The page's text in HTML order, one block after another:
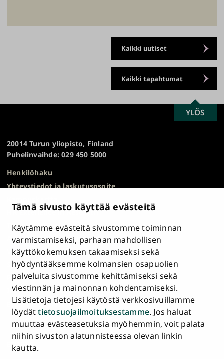
Tämä sivusto käyttää evästeitä
Käytämme evästeitä sivustomme toiminnan
varmistamiseksi, parhaan mahdollisen
käyttökokemuksen takaamiseksi sekä
hyödyntääksemme kolmansien osapuolien
palveluita sivustomme kehittämiseksi sekä
viestinnän ja mainonnan kohdentamiseksi.
Lisätietoja tietojesi käytöstä verkkosivuillamme
löydättietosuojailmoituksestamme. Jos haluat
muuttaa evästeasetuksia myöhemmin, voit palata
niihin sivuston alatunnisteessa olevan linkin
kautta.
Kaikki uutiset
Kaikki tapahtumat
20014 Turun yliopisto, Finland
Puhelinvaihde: 029 450 5000
Henkilöhaku
Yhteystiedot ja laskutusosoite
HR Excellence in Research
Tietosuojailmoitus
Asiakirjajulkisuuskuvaus ja tietopyynnöt
Väärinkäytösepäilyt
Saavutettavuusseloste
Palaute
Intranet ja sähköiset työkalut
Evästeasetukset
Päävalikko
alatunnisteessa
ETUSIVU
Turun
yliopisto
Turun
yliopisto
TurunTurunTurunTurun
SCROLL
TO
YLÖS